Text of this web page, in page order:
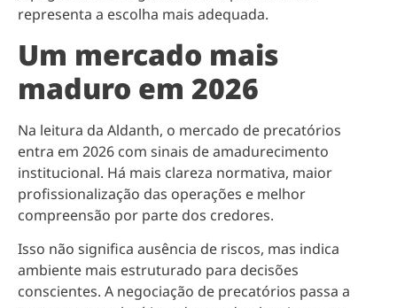
representa a escolha mais adequada.
Um mercado mais
maduro em 2026
Na leitura da Aldanth, o mercado de precatórios
entra em 2026 com sinais de amadurecimento
institucional. Há mais clareza normativa, maior
profissionalização das operações e melhor
compreensão por parte dos credores.
Isso não significa ausência de riscos, mas indica
ambiente mais estruturado para decisões
conscientes. A negociação de precatórios passa a